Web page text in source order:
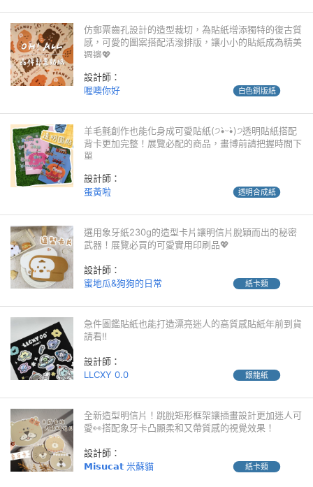
仿郵票齒孔設計的造型裁切，為貼紙增添獨特的復古質
感，可愛的圖案搭配活潑排版，讓小小的貼紙成為精美
週邊💖
設計師：
喔噢你好
白色銅版紙
羊毛氈創作也能化身成可愛貼紙(੭•̀ᵕ•̀)੭透明貼紙搭配
背卡更加完整！展覽必配的商品，畫博前請把握時間下
單
設計師：
蛋黃啦
透明合成紙
選用象牙紙230g的造型卡片讓明信片脫穎而出的秘密
武器！展覽必買的可愛實用印刷品💖
設計師：
蜜地瓜&狗狗的日常
紙卡類
急件圖鑑貼紙也能打造漂亮迷人的高質感貼紙年前到貨
請看‼️
設計師：
LLCXY 0.0
銀龍紙
全新造型明信片！跳脫矩形框架讓插畫設計更加迷人可
愛👀搭配象牙卡凸顯柔和又帶質感的視覺效果！
設計師：
𝗠𝗶𝘀𝘂𝗰𝗮𝘁 米蘇貓
紙卡類